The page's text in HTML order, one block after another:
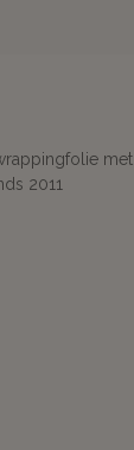
met
2011